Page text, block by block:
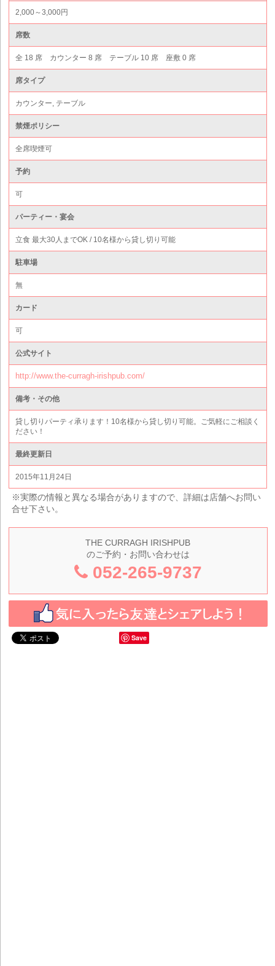
2,000～3,000円
席数
全 18 席 カウンター 8 席 テーブル 10 席 座敷 0 席
席タイプ
カウンター, テーブル
禁煙ポリシー
全席喫煙可
予約
可
パーティー・宴会
立食 最大30人までOK / 10名様から貸し切り可能
駐車場
無
カード
可
公式サイト
http://www.the-curragh-irishpub.com/
備考・その他
貸し切りパーティ承ります！10名様から貸し切り可能。ご気軽にご相談く
ださい！
最終更新日
2015年11月24日
※実際の情報と異なる場合がありますので、詳細は店舗へお問い
合せ下さい。
THE CURRAGH IRISHPUB
のご予約・お問い合わせは
052-265-9737
Save